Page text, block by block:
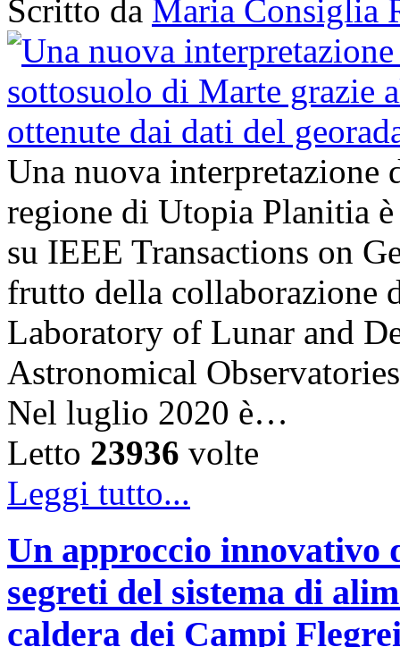
Scritto da Maria Consiglia
Una nuova interpretazione
regione di Utopia Planitia
su IEEE Transactions on
frutto della collaborazione
Laboratory of Lunar and
Astronomical
Nel luglio 2020 è…
Letto 23936 volte
Leggi tutto...
Un approccio innovativo
segreti del sistema di
caldera dei Campi